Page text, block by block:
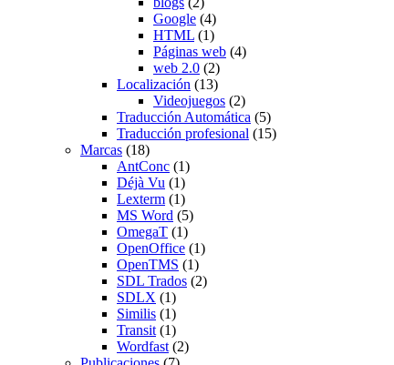
Google (4)
HTML (1)
Páginas web (4)
web 2.0 (2)
Localización (13)
Videojuegos (2)
Traducción Automática (5)
Traducción profesional (15)
Marcas (18)
AntConc (1)
Déjà Vu (1)
Lexterm (1)
MS Word (5)
OmegaT (1)
OpenOffice (1)
OpenTMS (1)
SDL Trados (2)
SDLX (1)
Similis (1)
Transit(1)
Wordfast(2)